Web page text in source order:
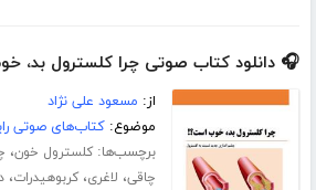
🎧 دانلود کتاب صوتی چرا کلسترول بد،
از: مسعود علی نژاد
موضوع:کتاب‌های صوتی
برچسب‌ها:کلسترول خون،
چاقی، لاغری،کربوهیدرات،